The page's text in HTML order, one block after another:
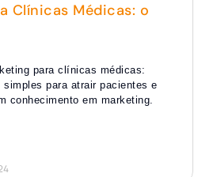
Clínicas Médicas: o
para clínicas médicas:
simples para atrair pacientes e
conhecimento em marketing.